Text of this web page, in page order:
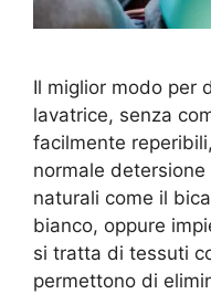
Il miglior modo per
lavatrice, senza
facilmente
normale detersione
naturali come il
bianco, oppure
si tratta di tessuti
permettono di